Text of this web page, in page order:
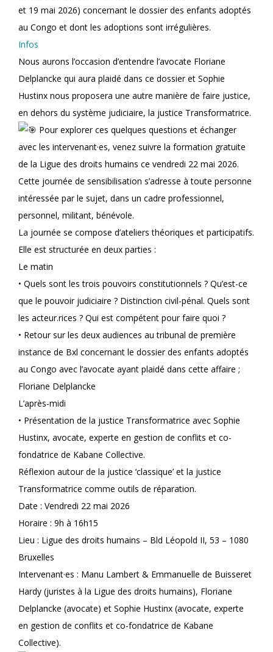
et 19 mai 2026) concernant le dossier des enfants adoptés
au Congo et dont les adoptions sont irrégulières.
Infos
Nous aurons l’occasion d’entendre l’avocate Floriane
Delplancke qui aura plaidé dans ce dossier et Sophie
Hustinx nous proposera une autre manière de faire justice,
en dehors du système judiciaire, la justice Transformatrice.
Pour explorer ces quelques questions et échanger
avec les intervenant·es, venez suivre la formation gratuite
de la Ligue des droits humains ce vendredi 22 mai 2026.
Cette journée de sensibilisation s’adresse à toute personne
intéressée par le sujet, dans un cadre professionnel,
personnel, militant, bénévole.
La journée se compose d’ateliers théoriques et participatifs.
Elle est structurée en deux parties :
Le matin
• Quels sont les trois pouvoirs constitutionnels ? Qu’est-ce
que le pouvoir judiciaire ? Distinction civil-pénal. Quels sont
les acteur.rices ? Qui est compétent pour faire quoi ?
• Retour sur les deux audiences au tribunal de première
instance de Bxl concernant le dossier des enfants adoptés
au Congo avec l’avocate ayant plaidé dans cette affaire ;
Floriane Delplancke
L’après-midi
• Présentation de la justice Transformatrice avec Sophie
Hustinx, avocate, experte en gestion de conflits et co-
fondatrice de Kabane Collective.
Réflexion autour de la justice ‘classique’ et la justice
Transformatrice comme outils de réparation.
Date : Vendredi 22 mai 2026
Horaire : 9h à 16h15
Lieu : Ligue des droits humains – Bld Léopold II, 53 – 1080
Bruxelles
Intervenant·es : Manu Lambert & Emmanuelle de Buisseret
Hardy (juristes à la Ligue des droits humains), Floriane
Delplancke (avocate) et Sophie Hustinx (avocate, experte
en gestion de conflits et co-fondatrice de Kabane
Collective).